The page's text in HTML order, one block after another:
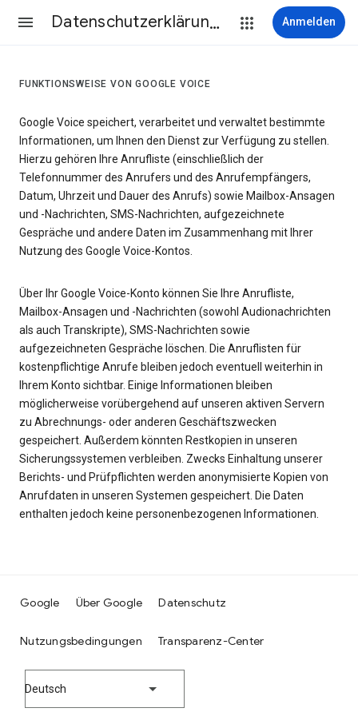
Datenschutzerklärung & Nutzungsbedingungen Anmelden
FUNKTIONSWEISE VON GOOGLE VOICE
Google Voice speichert, verarbeitet und verwaltet bestimmte
Informationen, um Ihnen den Dienst zur Verfügung zu stellen.
Hierzu gehören Ihre Anrufliste (einschließlich der
Telefonnummer des Anrufers und des Anrufempfängers,
Datum, Uhrzeit und Dauer des Anrufs) sowie Mailbox-Ansagen
und -Nachrichten, SMS-Nachrichten, aufgezeichnete
Gespräche und andere Daten im Zusammenhang mit Ihrer
Nutzung des Google Voice-Kontos.
Über Ihr Google Voice-Konto können Sie Ihre Anrufliste,
Mailbox-Ansagen und -Nachrichten (sowohl Audionachrichten
als auch Transkripte), SMS-Nachrichten sowie
aufgezeichneten Gespräche löschen. Die Anruflisten für
kostenpflichtige Anrufe bleiben jedoch eventuell weiterhin in
Ihrem Konto sichtbar. Einige Informationen bleiben
möglicherweise vorübergehend auf unseren aktiven Servern
zu Abrechnungs- oder anderen Geschäftszwecken
gespeichert. Außerdem könnten Restkopien in unseren
Sicherungssystemen verbleiben. Zwecks Einhaltung unserer
Berichts- und Prüfpflichten werden anonymisierte Kopien von
Anrufdaten in unseren Systemen gespeichert. Die Daten
enthalten jedoch keine personenbezogenen Informationen.
Google Über Google Datenschutz
Nutzungsbedingungen Transparenz-Center
Deutsch